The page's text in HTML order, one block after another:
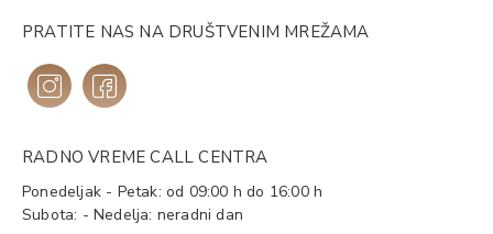
PRATITE NAS NA DRUŠTVENIM MREŽAMA
RADNO VREME CALL CENTRA
Ponedeljak - Petak: od 09:00 h do 16:00 h
Subota: - Nedelja: neradni dan